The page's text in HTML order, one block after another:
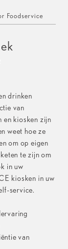
Foodservice
drinken
van
en kiosken zijn
weet hoe ze
om op eigen
te zijn om
in uw
kiosken in uw
service.
van